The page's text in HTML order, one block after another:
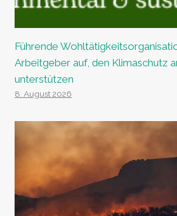
Führende
Arbeitgeber auf, den Klimaschutz
unterstützen
8. August 2026